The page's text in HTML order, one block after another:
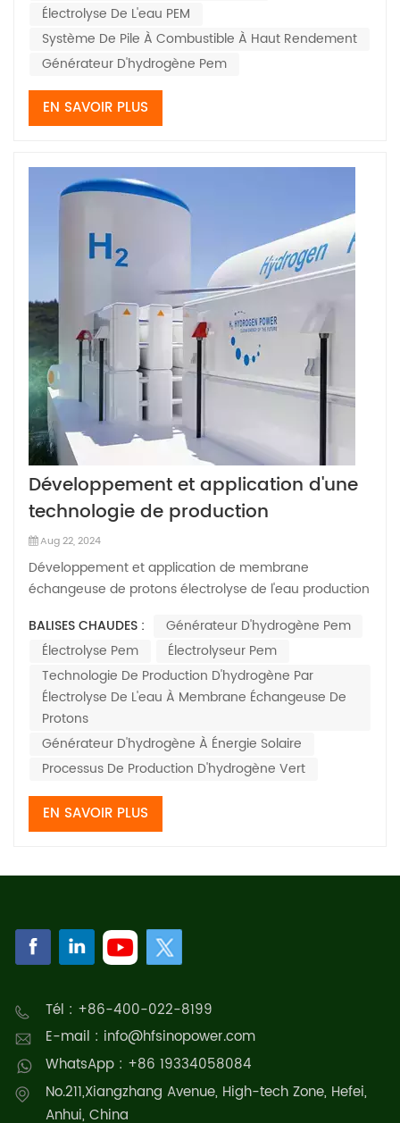
Électrolyse De L'eau PEM
Système De Pile À Combustible À Haut Rendement
Générateur D'hydrogène Pem
EN SAVOIR PLUS
Développement et application d'une
technologie de production
d'hydrogène par électrolyse de l'eau
à membrane échangeuse de protons
dans des conditions de fluctuations
de l'énergie éolienne et solaire I
Aug 22, 2024
Développement et application de membrane
échangeuse de protons électrolyse de l'eau production
l'énergie éolienne et solaire I La tendance au
réchauffement climatique est plus évidente. Le
développementLe développement d’énergies propres
peut r...
BALISES CHAUDES :
Générateur D'hydrogène Pem
Électrolyse Pem
Électrolyseur Pem
Technologie De Production D'hydrogène Par
Électrolyse De L'eau À Membrane Échangeuse De
Protons
Générateur D'hydrogène À Énergie Solaire
Processus De Production D'hydrogène Vert
EN SAVOIR PLUS
Tél : +86-400-022-8199
E-mail : info@hfsinopower.com
WhatsApp : +86 19334058084
No.211,Xiangzhang Avenue, High-tech Zone, Hefei,
Anhui, China